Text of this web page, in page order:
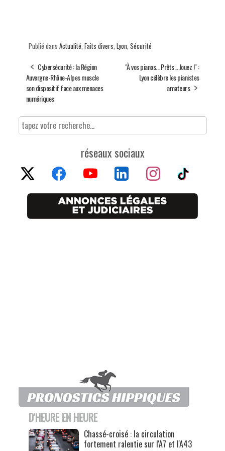
Publié dans Actualité, Faits divers, Lyon, Sécurité
Cybersécurité : la Région
Auvergne-Rhône-Alpes muscle
son dispositif face aux menaces
numériques
"À vos pianos... Prêts... Jouez !" :
Lyon célèbre les pianistes
amateurs
réseaux sociaux
D'HEURE EN HEURE
Chassé-croisé : la circulation
fortement ralentie sur l'A7 et l'A43